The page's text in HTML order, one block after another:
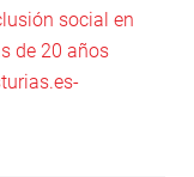
social en
de 20 años